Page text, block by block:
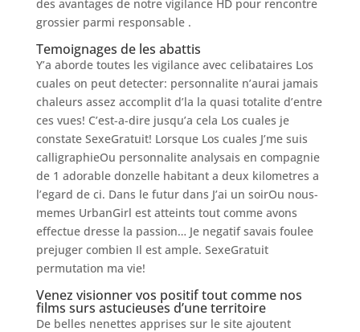
des avantages de notre vigilance HD pour rencontre
grossier parmi responsable .
Temoignages de les abattis
Y’a aborde toutes les vigilance avec celibataires Los
cuales on peut detecter: personnalite n’aurai jamais
chaleurs assez accomplit d’la la quasi totalite d’entre
ces vues! C’est-a-dire jusqu’a cela Los cuales je
constate SexeGratuit! Lorsque Los cuales J’me suis
calligraphieOu personnalite analysais en compagnie
de 1 adorable donzelle habitant a deux kilometres a
l’egard de ci. Dans le futur dans J’ai un soirOu nous-
memes UrbanGirl est atteints tout comme avons
effectue dresse la passion… Je negatif savais foulee
prejuger combien Il est ample. SexeGratuit
permutation ma vie!
Venez visionner vos positif tout comme nos
films surs astucieuses d’une territoire
De belles nenettes apprises sur le site ajoutent